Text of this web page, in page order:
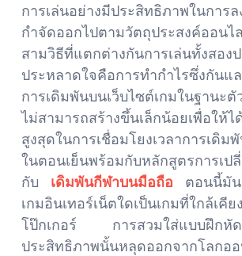
การเล่นอย่างมีประสิทธิภาพในการ
กำจัดออกไปตามวัตถุประสงค์ออนไ
สามวิธีที่แตกต่างกันการเล่นทั้งสอง
ประหลาดใจคือการทำกำไรซึ่งกัน
การเดิมพันบนเว็บไซต์เกมในฐานะตั
ไม่สามารถสร้างขึ้นเล็กน้อยเพื่อให้
สูงสุดในการเชื่อมโยงเวลาการเดิ
ในตอนเย็นพร้อมกับหลักสูตรการเป
กับ เดิมพันกีฬาบนมือถือ ตอนนี้มัน
เกมอินเทอร์เน็ตใดเป็นเกมที่ใกล้เคีย
โป๊กเกอร์ การสวมใส่แบบฝึกหัด
ประสิทธิภาพนั้นหลุดออกจากโลกอ